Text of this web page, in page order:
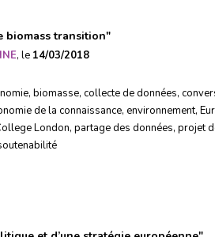
biomass transition"
, le 14/03/2018
, biomasse, collecte de données,
de la connaissance, environnement,
London, partage des données, projet